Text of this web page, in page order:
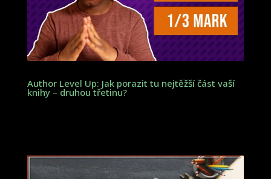
Author Level Up: Jak porazit tu nejtěžší část vaší
knihy – druhou třetinu?